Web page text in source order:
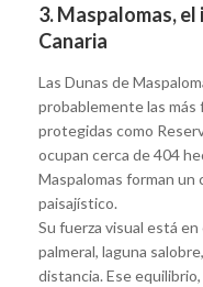
3. Maspalomas,
Canaria
Las Dunas de
probablemente las más
protegidas como
ocupan cerca de 404
Maspalomas forman
paisajístico.
Su fuerza visual está
palmeral, laguna
distancia. Ese